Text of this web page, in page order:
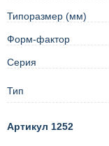
Типоразмер (мм)
Форм-фактор
Серия
Тип
Артикул 1252